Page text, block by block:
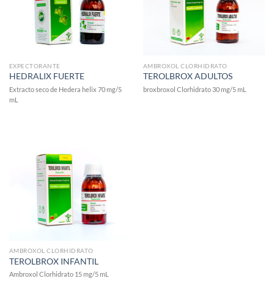
EXPECTORANTE
HEDRALIX FUERTE
Extracto seco de Hedera helix 70 mg/5
mL
AMBROXOL CLORHIDRATO
TEROLBROX ADULTOS
broxbroxol Clorhidrato 30 mg/5 mL
AMBROXOL CLORHIDRATO
TEROLBROX INFANTIL
Ambroxol Clorhidrato 15 mg/5 mL